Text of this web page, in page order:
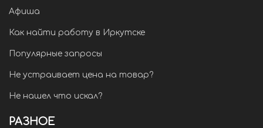
Афиша
Как найти работу в Иркутске
Популярные запросы
Не устраивает цена на товар?
Не нашел что искал?
РАЗНОЕ